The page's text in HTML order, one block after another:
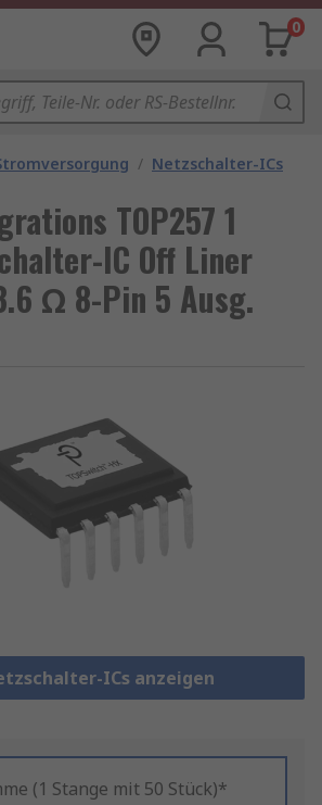
0
/ Netzschalter-ICs
TOP257 1
IC Off Liner
Ω 8-Pin 5 Ausg.
ICs anzeigen
(1 Stange mit 50 Stück)*